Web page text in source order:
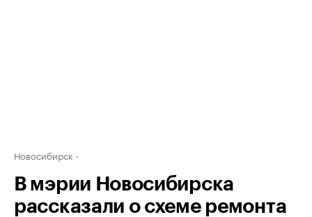
Новосибирск
В мэрии Новосибирска
рассказали о схеме ремонта